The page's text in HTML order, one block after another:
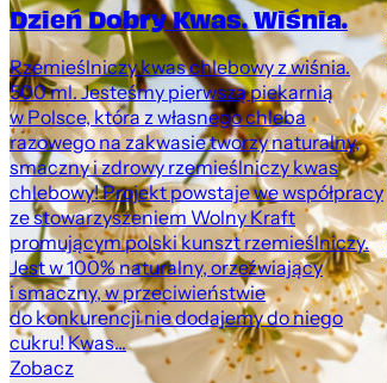
Dzień Dobry Kwas. Wiśnia.
Rzemieślniczy kwas chlebowy z wiśnia.
500 ml. Jesteśmy pierwszą piekarnią
w Polsce, która z własnego chleba
razowego na zakwasie tworzy naturalny,
smaczny i zdrowy rzemieślniczy kwas
chlebowy! Projekt powstaje we współpracy
ze stowarzyszeniem Wolny Kraft
promującym polski kunszt rzemieślniczy.
Jest w 100% naturalny, orzeźwiający
i smaczny, w przeciwieństwie
do konkurencji nie dodajemy do niego
cukru! Kwas...
Zobacz